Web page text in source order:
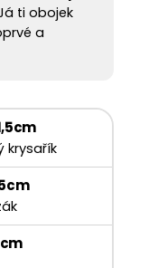
ti obojek
a
cm
krysařík
cm
cm